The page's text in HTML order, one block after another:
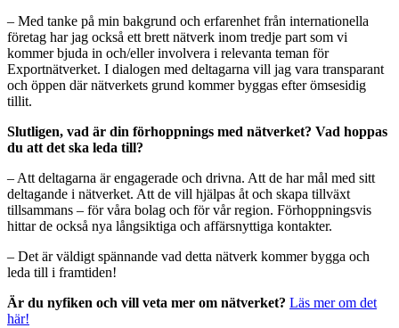
– Med tanke på min bakgrund och erfarenhet från internationella
företag har jag också ett brett nätverk inom tredje part som vi
kommer bjuda in och/eller involvera i relevanta teman för
Exportnätverket. I dialogen med deltagarna vill jag vara transparant
och öppen där nätverkets grund kommer byggas efter ömsesidig
tillit.
Slutligen, vad är din förhoppnings med nätverket? Vad hoppas
du att det ska leda till?
– Att deltagarna är engagerade och drivna. Att de har mål med sitt
deltagande i nätverket. Att de vill hjälpas åt och skapa tillväxt
tillsammans – för våra bolag och för vår region. Förhoppningsvis
hittar de också nya långsiktiga och affärsnyttiga kontakter.
– Det är väldigt spännande vad detta nätverk kommer bygga och
leda till i framtiden!
Är du nyfiken och vill veta mer om nätverket? Läs mer om det
här!